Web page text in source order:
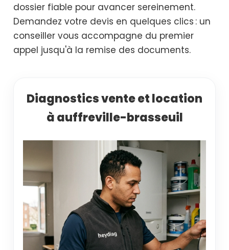
dossier fiable pour avancer sereinement.
Demandez votre devis en quelques clics : un
conseiller vous accompagne du premier
appel jusqu'à la remise des documents.
Diagnostics vente et location
à auffreville-brasseuil